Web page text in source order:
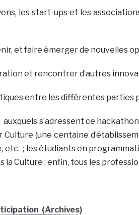
les start-ups et les
et faire émerger de nouvelles
et rencontrer d’autres
entre les différentes parties
s’adressent ce
(une centaine
; les étudiants en
la Culture ; enfin, tous les
(Archives)